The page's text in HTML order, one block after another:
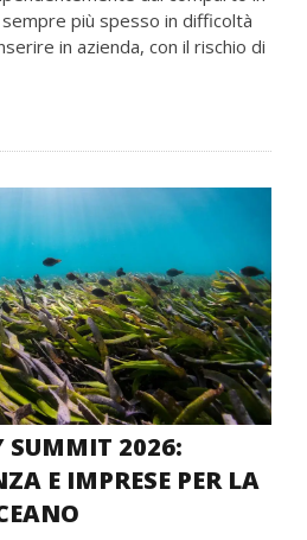
più spesso in difficoltà
in azienda, con il rischio di
SUMMIT 2026:
E IMPRESE PER LA